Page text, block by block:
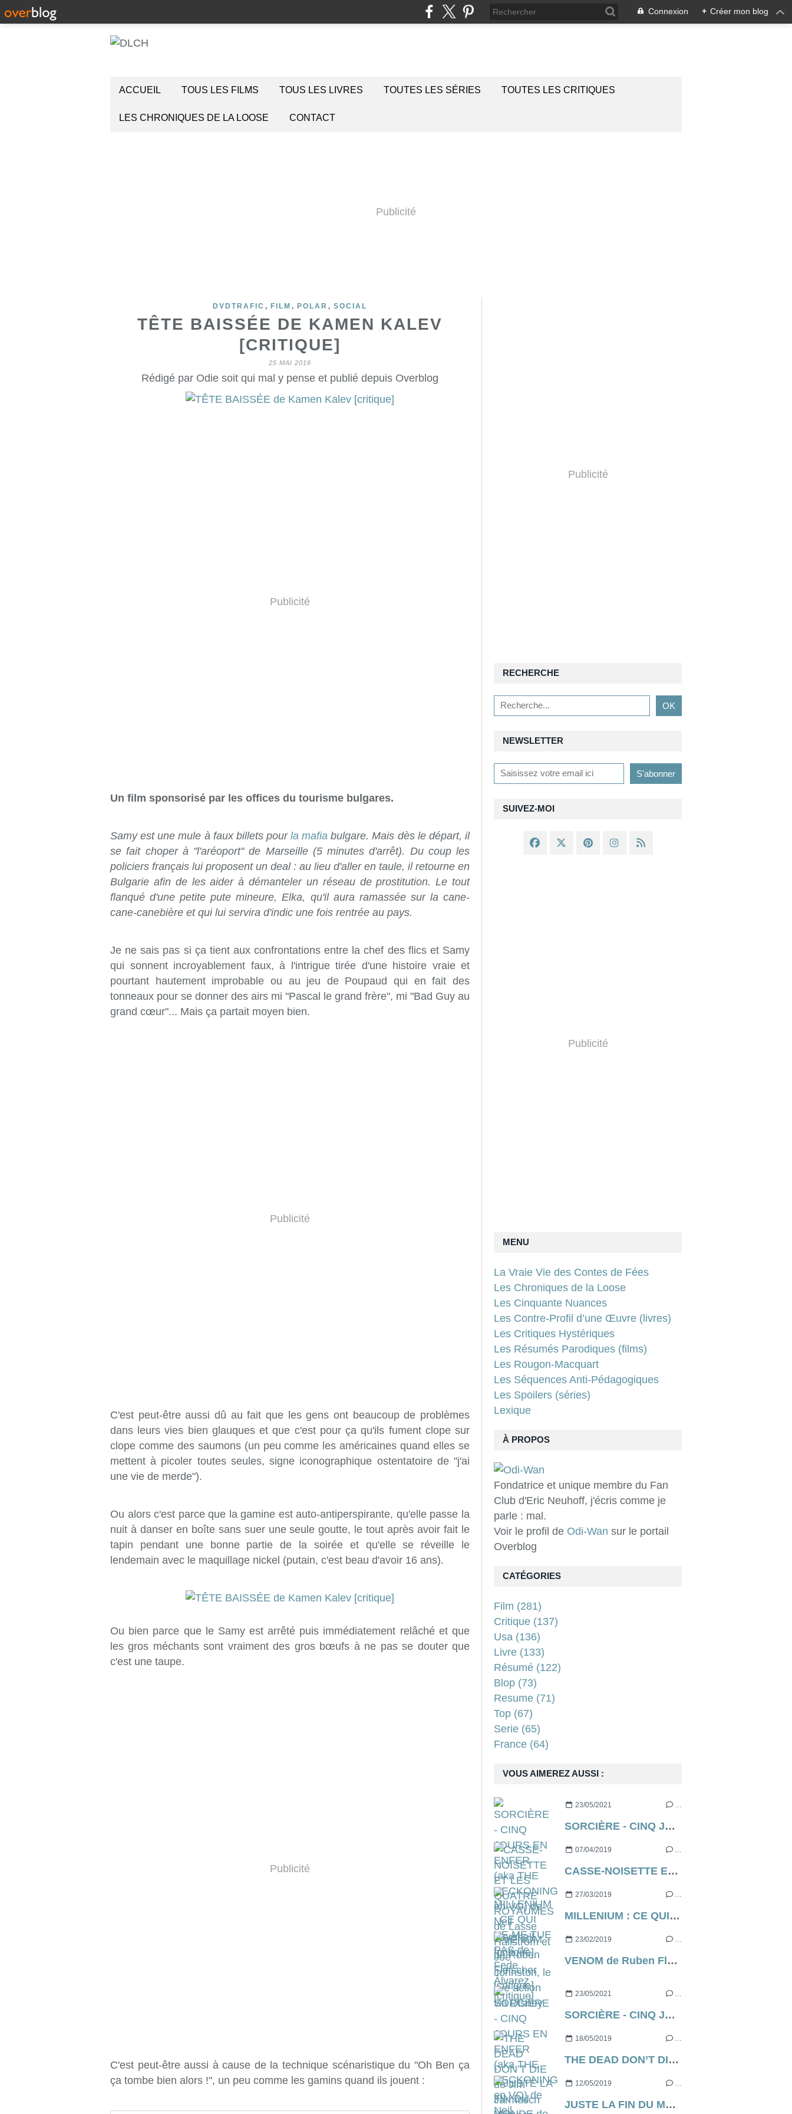
Connexion + Créer mon blog
ACCUEIL TOUS LES FILMS TOUS LES LIVRES TOUTES LES SÉRIES TOUTES LES CRITIQUES
LES CHRONIQUES DE LA LOOSE CONTACT
Publicité
DVDTRAFIC , FILM , POLAR , SOCIAL
TÊTE BAISSÉE DE KAMEN KALEV
[CRITIQUE]
25 MAI 2016
Rédigé par Odie soit qui mal y pense et publié depuis Overblog
Publicité
Un film sponsorisé par les offices du tourisme bulgares.
Samy est une mule à faux billets pourla mafia bulgare. Mais dès le départ, il
se fait choper à "l'aréoport" de Marseille (5 minutes d'arrêt). Du coup les
policiers français lui proposent un deal : au lieu d'aller en taule, il retourne en
Bulgarie afin de les aider à démanteler un réseau de prostitution. Le tout
flanqué d'une petite pute mineure, Elka, qu'il aura ramassée sur la cane-
cane-canebière et qui lui servira d'indic une fois rentrée au pays.
Je ne sais pas si ça tient aux confrontations entre la chef des flics et Samy
qui sonnent incroyablement faux, à l'intrigue tirée d'une histoire vraie et
pourtant hautement improbable ou au jeu de Poupaud qui en fait des
tonneaux pour se donner des airs mi "Pascal le grand frère", mi "Bad Guy au
grand cœur"... Mais ça partait moyen bien.
Publicité
C'est peut-être aussi dû au fait que les gens ont beaucoup de problèmes
dans leurs vies bien glauques et que c'est pour ça qu'ils fument clope sur
clope comme des saumons (un peu comme les américaines quand elles se
mettent à picoler toutes seules, signe iconographique ostentatoire de "j'ai
une vie de merde").
Ou alors c'est parce que la gamine est auto-antiperspirante, qu'elle passe la
nuit à danser en boîte sans suer une seule goutte, le tout après avoir fait le
tapin pendant une bonne partie de la soirée et qu'elle se réveille le
lendemain avec le maquillage nickel (putain, c'est beau d'avoir 16 ans).
Ou bien parce que le Samy est arrêté puis immédiatement relâché et que
les gros méchants sont vraiment des gros bœufs à ne pas se douter que
c'est une taupe.
Publicité
C'est peut-être aussi à cause de la technique scénaristique du "Oh Ben ça
ça tombe bien alors !", un peu comme les gamins quand ils jouent :
Publicité
NEWSLETTER
SUIVEZ-MOI
RECHERCHE
À PROPOS
Fondatrice et unique membre du Fan
Club d'Eric Neuhoff, j'écris comme je
parle : mal.
Voir le profil de Odi-Wan sur le portail
Overblog
Publicité
VOUS AIMEREZ AUSSI :
23/05/2021 …
SORCIÈRE - CINQ JOURS EN ENFER (aka THE RECKONING en VO) de Neil Marshall [critique]
07/04/2019 …
CASSE-NOISETTE ET LES QUATRE ROYAUMES de Lasse Hallström et Joe Johnston, le live action via Disney
27/03/2019 …
MILLENIUM : CE QUI NE ME TUE PAS de Fede Álvarez [critique]
23/02/2019 …
VENOM de Ruben Fleischer [critique]
23/05/2021 …
SORCIÈRE - CINQ JOURS EN ENFER (aka THE RECKONING en VO) de Neil Marshall [critique]
18/05/2019 …
THE DEAD DON’T DIE de Jim Jarmusch [Cannes Express]
12/05/2019 …
JUSTE LA FIN DU MONDE de Xavier Dolan, ce soir, à 21h05 sur France 2...
MENU
La Vraie Vie des Contes de Fées
Les Chroniques de la Loose
Les Cinquante Nuances
Les Contre-Profil d’une Œuvre (livres)
Les Critiques Hystériques
Les Résumés Parodiques (films)
Les Rougon-Macquart
Les Séquences Anti-Pédagogiques
Les Spoilers (séries)
Lexique
CATÉGORIES
Film (281)
Critique (137)
Usa (136)
Livre (133)
Résumé (122)
Blop (73)
Resume (71)
Top (67)
Serie (65)
France (64)